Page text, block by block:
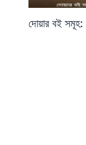
দোয়ার বই